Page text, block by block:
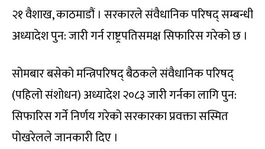
२१ वैशाख, काठमाडौं । सरकारले संवैधानिक परिषद् सम्बन्धी
अध्यादेश पुन: जारी गर्न राष्ट्रपतिसमक्ष सिफारिस गरेको छ ।
सोमबार बसेको मन्त्रिपरिषद् बैठकले संवैधानिक परिषद्
(पहिलो संशोधन) अध्यादेश २०८३ जारी गर्नका लागि पुन:
सिफारिस गर्ने निर्णय गरेको सरकारका प्रवक्ता सस्मित
पोखरेलले जानकारी दिए ।